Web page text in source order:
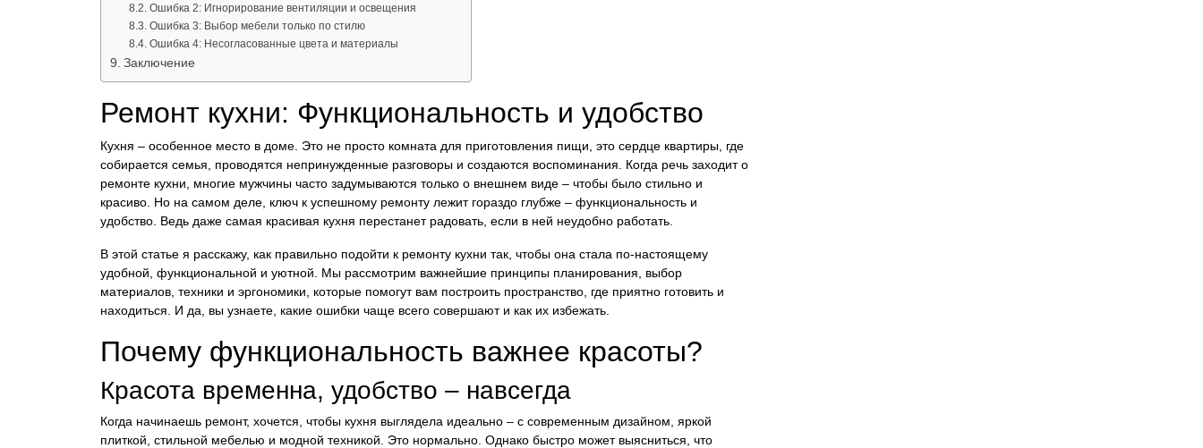
Ошибка 2: Игнорирование вентиляции и освещения
Ошибка 3: Выбор мебели только по стилю
Ошибка 4: Несогласованные цвета и материалы
Заключение
Ремонт кухни: Функциональность и удобство
Кухня – особенное место в доме. Это не просто комната для приготовления пищи, это сердце квартиры, где
собирается семья, проводятся непринужденные разговоры и создаются воспоминания. Когда речь заходит о
ремонте кухни, многие мужчины часто задумываются только о внешнем виде – чтобы было стильно и
красиво. Но на самом деле, ключ к успешному ремонту лежит гораздо глубже – функциональность и
удобство. Ведь даже самая красивая кухня перестанет радовать, если в ней неудобно работать.
В этой статье я расскажу, как правильно подойти к ремонту кухни так, чтобы она стала по-настоящему
удобной, функциональной и уютной. Мы рассмотрим важнейшие принципы планирования, выбор
материалов, техники и эргономики, которые помогут вам построить пространство, где приятно готовить и
находиться. И да, вы узнаете, какие ошибки чаще всего совершают и как их избежать.
Почему функциональность важнее красоты?
Красота временна, удобство – навсегда
Когда начинаешь ремонт, хочется, чтобы кухня выглядела идеально – с современным дизайном, яркой
плиткой, стильной мебелью и модной техникой. Это нормально. Однако быстро может выясниться, что